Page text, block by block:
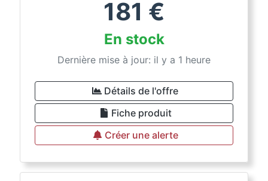
181 €
En stock
Dernière mise à jour: il y a 1 heure
Détails de l'offre
Fiche produit
Créer une alerte